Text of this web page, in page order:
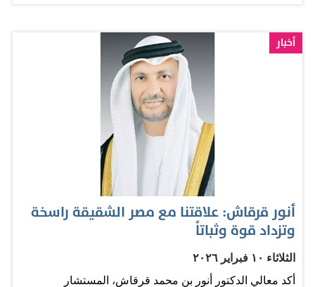
الدكتور أنور بن محمد قرقاش: "أما اليوم، فهي مستقلة في
قرارها، رائدة باقتصادها، ثرية بعقلها وتجربتها، ومحصّنة
أخبار
أنور قرقاش: علاقتنا مع مصر الشقيقة راسخة
وتزداد قوة وثباتاً
الثلاثاء ١٠ فبراير ٢٠٢٦
أكد معالي الدكتور أنور بن محمد قرقاش، المستشار